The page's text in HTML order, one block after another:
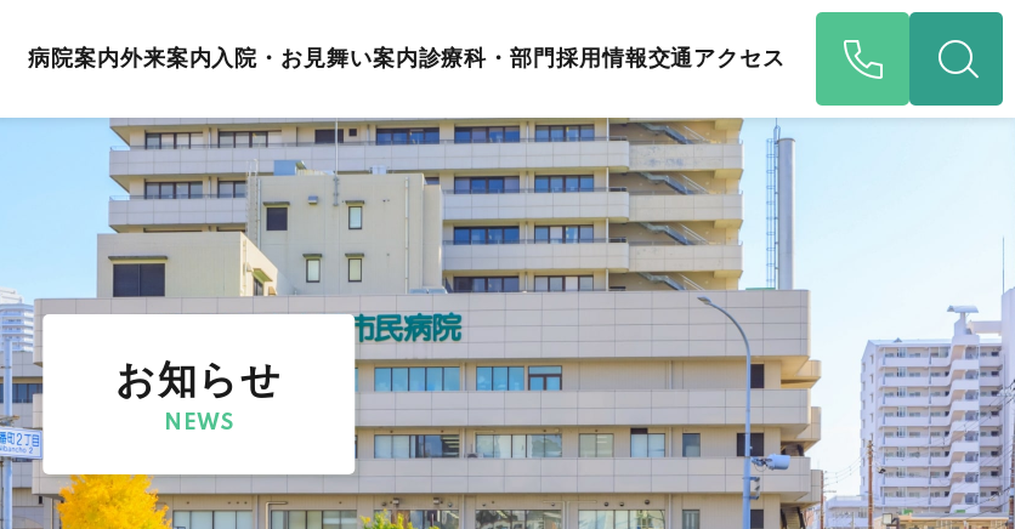
病院案内外来案内入院・お見舞い案内診療科・部門 採用情報交通アクセス
お知らせ
NEWS